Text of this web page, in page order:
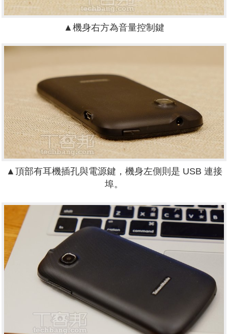
▲機身右方為音量控制鍵
▲頂部有耳機插孔與電源鍵，機身左側則是 USB 連接
埠。